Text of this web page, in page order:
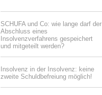
SCHUFA und Co: wie lange darf der
Abschluss eines
Insolvenzverfahrens gespeichert
und mitgeteilt werden?
Insolvenz in der Insolvenz: keine
zweite Schuldbefreiung möglich!